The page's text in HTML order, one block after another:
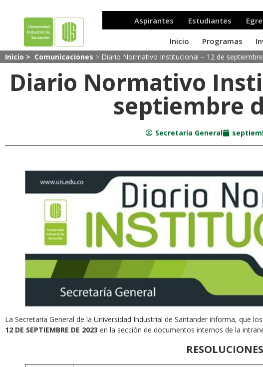
Inicio > Comunicaciones > Diario Normativo Institucional – 12 de
Diario Normativo
septiembre
Secretaria General
La Secretaría General de la Universidad Industrial de Santander informa, que
12 DE SEPTIEMBRE DE 2023 en la sección de documentos internos de la
RESOLUCIONES